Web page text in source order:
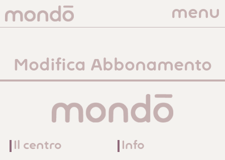
menu
Modifica Abbonamento
Il centro Info